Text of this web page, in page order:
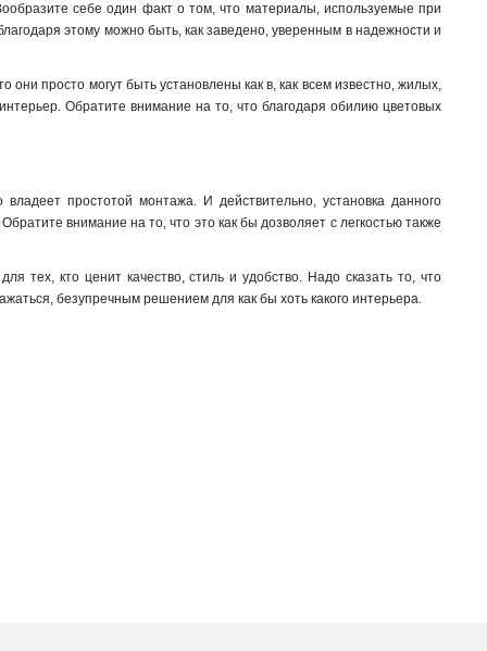
себе один факт о том, что материалы, используемые при
этому можно быть, как заведено, уверенным в надежности и
просто могут быть установлены как в, как всем известно, жилых,
Обратите внимание на то, что благодаря обилию цветовых
простотой монтажа. И действительно, установка данного
внимание на то, что это как бы дозволяет с легкостью также
тех, кто ценит качество, стиль и удобство. Надо сказать то, что
безупречным решением для как бы хоть какого интерьера.